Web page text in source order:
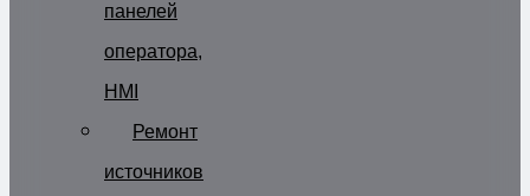
панелей
оператора,
HMI
Ремонт
источников